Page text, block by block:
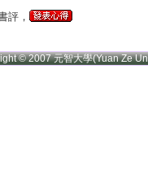
評，
© 2007 元智大學(Yuan Ze